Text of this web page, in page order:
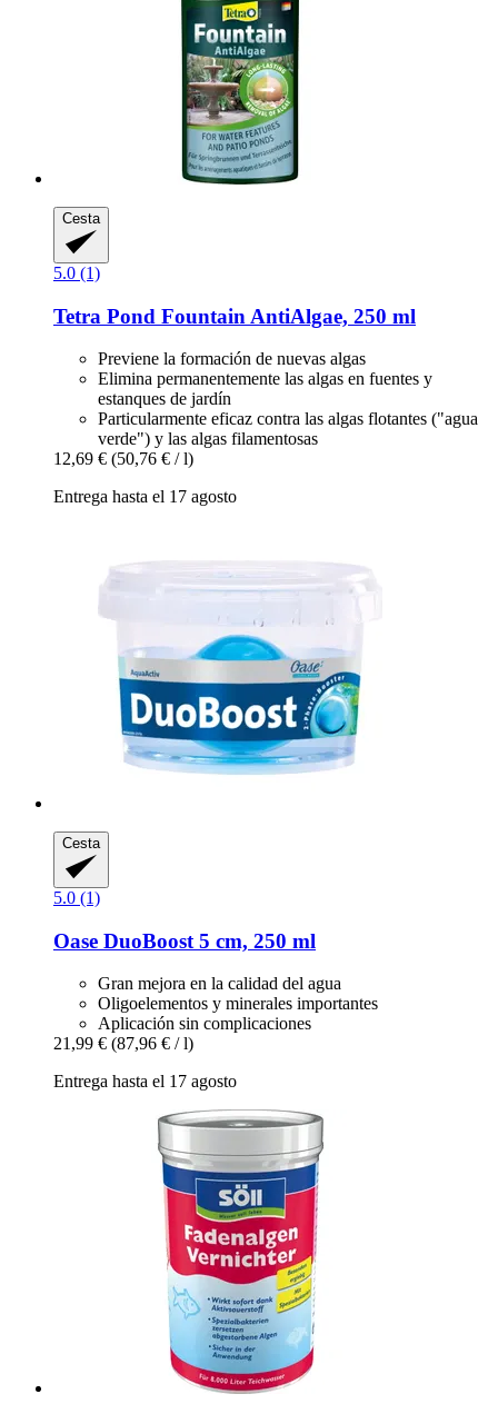
Cesta
5.0 (1)
Tetra Pond Fountain AntiAlgae, 250 ml
Previene la formación de nuevas algas
Elimina permanentemente las algas en fuentes y
estanques de jardín
Particularmente eficaz contra las algas flotantes ("agua
verde") y las algas filamentosas
12,69 € (50,76 € / l)
Entrega hasta el 17 agosto
Cesta
5.0 (1)
Oase DuoBoost 5 cm, 250 ml
Gran mejora en la calidad del agua
Oligoelementos y minerales importantes
Aplicación sin complicaciones
21,99 € (87,96 € / l)
Entrega hasta el 17 agosto